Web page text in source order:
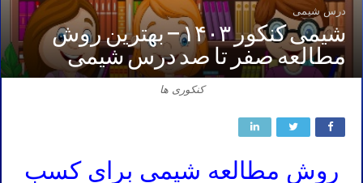
درس شیمی
شیمی کنکور ۱۴۰۳ – بهترین روش
مطالعه صفر تا صد درس شیمی
کنکوری ها
روش مطالعه شیمی برای کسب